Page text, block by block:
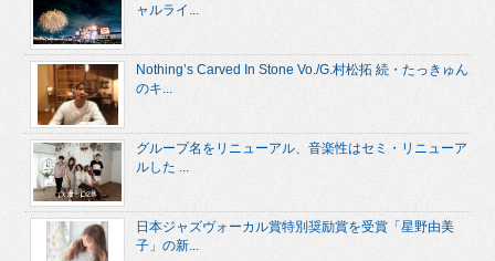
ャルライ...
Nothing’s Carved In Stone Vo./G.村松拓 続・たっきゅん
のキ...
グループ名をリニューアル、音楽性はセミ・リニューア
ルした ...
日本ジャズヴォーカル賞特別奨励賞を受賞「星野由美
子」の新...